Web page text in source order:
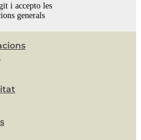
i accepto les
generals